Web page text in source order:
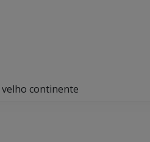
continente